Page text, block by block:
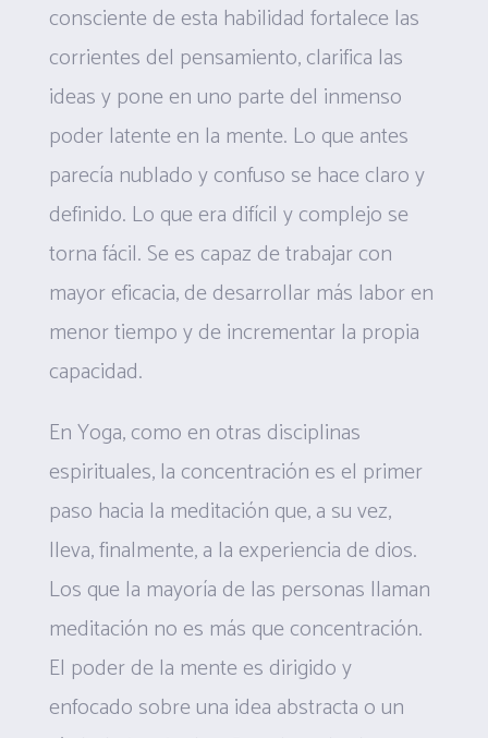
consciente de esta habilidad fortalece las
corrientes del pensamiento, clarifica las
ideas y pone en uno parte del inmenso
poder latente en la mente. Lo que antes
parecía nublado y confuso se hace claro y
definido. Lo que era difícil y complejo se
torna fácil. Se es capaz de trabajar con
mayor eficacia, de desarrollar más labor en
menor tiempo y de incrementar la propia
capacidad.
En Yoga, como en otras disciplinas
espirituales, la concentración es el primer
paso hacia la meditación que, a su vez,
lleva, finalmente, a la experiencia de dios.
Los que la mayoría de las personas llaman
meditación no es más que concentración.
El poder de la mente es dirigido y
enfocado sobre una idea abstracta o un